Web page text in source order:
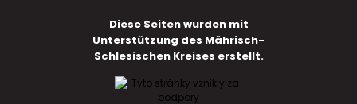
Diese Seiten wurden mit
Unterstützung des Mährisch-
Schlesischen Kreises erstellt.